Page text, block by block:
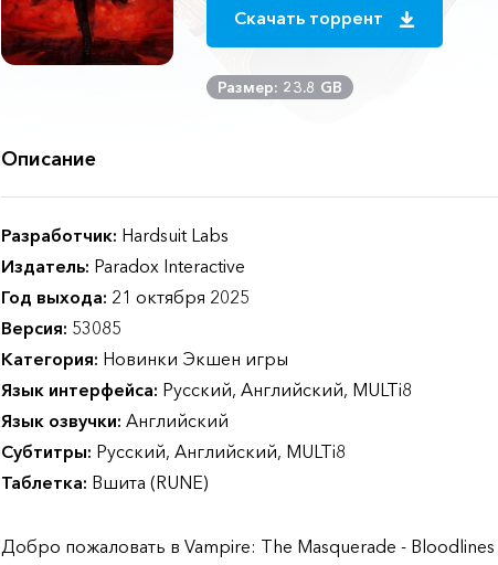
Скачать торрент
Размер: 23.8 GB
Описание
Разработчик: Hardsuit Labs
Издатель: Paradox Interactive
Год выхода: 21 октября 2025
Версия: 53085
Категория: Новинки Экшен игры
Язык интерфейса: Русский, Английский, MULTi8
Язык озвучки: Английский
Субтитры: Русский, Английский, MULTi8
Таблетка: Вшита (RUNE)
Добро пожаловать в Vampire: The Masquerade -